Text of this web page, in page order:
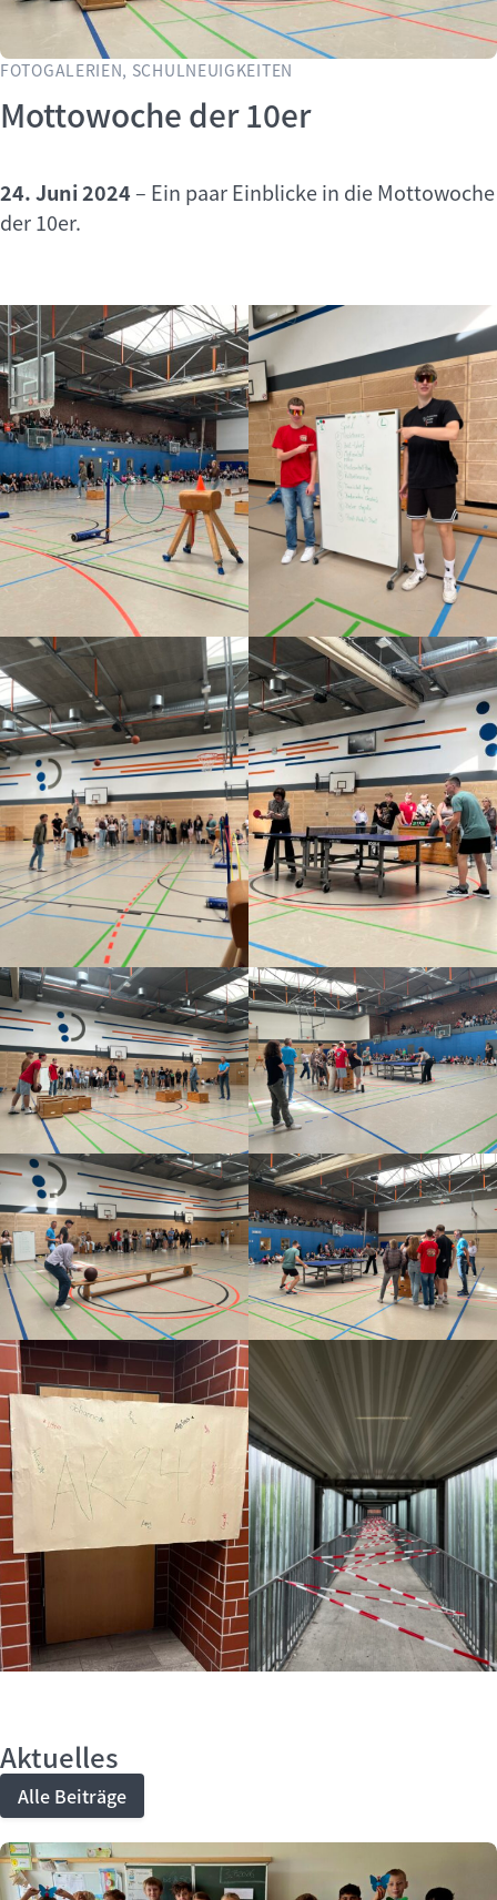
Mottowoche der 10er
FOTOGALERIEN, SCHULNEUIGKEITEN
24. Juni 2024– Ein paar Einblicke in die Mottowoche
der 10er.
Aktuelles
Alle Beiträge